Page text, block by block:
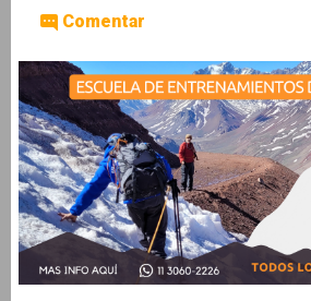
Comentar